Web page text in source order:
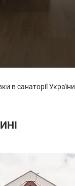
в санаторії України